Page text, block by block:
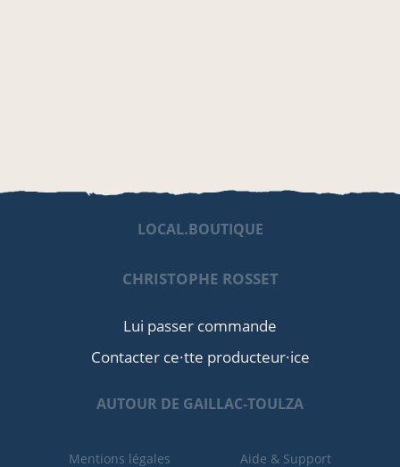
LOCAL.BOUTIQUE
CHRISTOPHE ROSSET
Lui passer commande
Contacter ce·tte producteur·ice
AUTOUR DE GAILLAC-TOULZA
Mentions légales Aide & Support